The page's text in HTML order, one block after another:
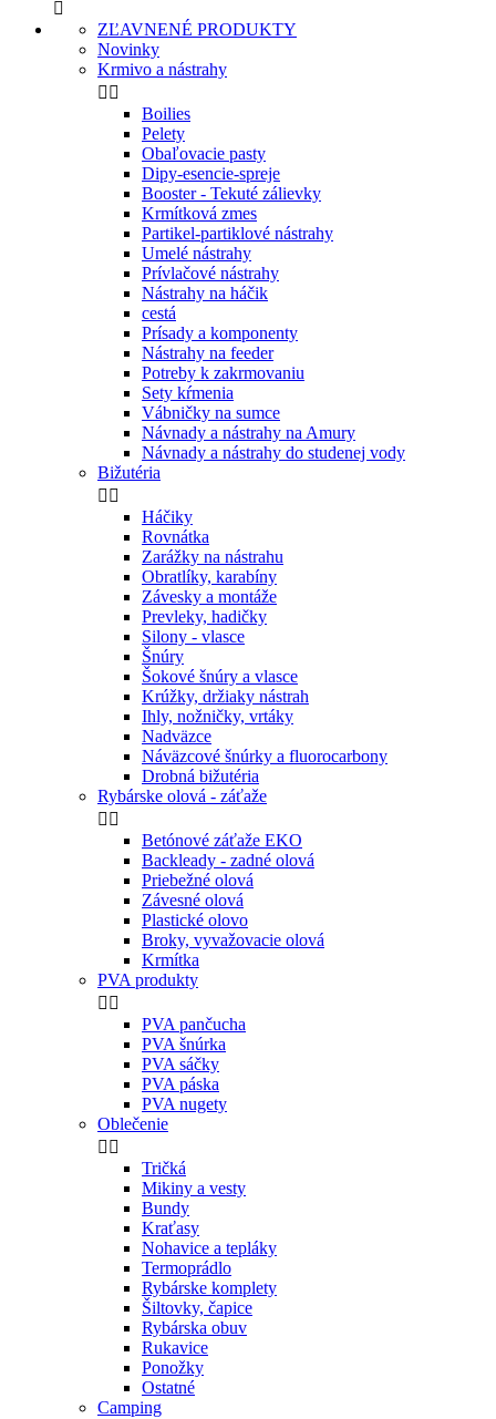

ZĽAVNENÉ PRODUKTY
Novinky
Krmivo a nástrahy
 
Boilies
Pelety
Obaľovacie pasty
Dipy-esencie-spreje
Booster - Tekuté zálievky
Krmítková zmes
Partikel-partiklové nástrahy
Umelé nástrahy
Prívlačové nástrahy
Nástrahy na háčik
cestá
Prísady a komponenty
Nástrahy na feeder
Potreby k zakrmovaniu
Sety kŕmenia
Vábničky na sumce
Návnady a nástrahy na Amury
Návnady a nástrahy do studenej vody
Bižutéria
 
Háčiky
Rovnátka
Zarážky na nástrahu
Obratlíky, karabíny
Závesky a montáže
Prevleky, hadičky
Silony - vlasce
Šnúry
Šokové šnúry a vlasce
Krúžky, držiaky nástrah
Ihly, nožničky, vrtáky
Nadväzce
Náväzcové šnúrky a fluorocarbony
Drobná bižutéria
Rybárske olová - záťaže
 
Betónové záťaže EKO
Backleady - zadné olová
Priebežné olová
Závesné olová
Plastické olovo
Broky, vyvažovacie olová
Krmítka
PVA produkty
 
PVA pančucha
PVA šnúrka
PVA sáčky
PVA páska
PVA nugety
Oblečenie
 
Tričká
Mikiny a vesty
Bundy
Kraťasy
Nohavice a tepláky
Termoprádlo
Rybárske komplety
Šiltovky, čapice
Rybárska obuv
Rukavice
Ponožky
Ostatné
Camping